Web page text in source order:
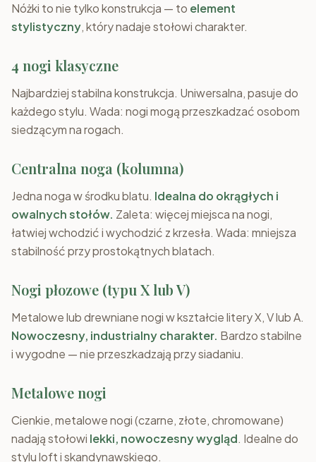
Nóżki to nie tylko konstrukcja — to element
stylistyczny, który nadaje stołowi charakter.
4 nogi klasyczne
Najbardziej stabilna konstrukcja. Uniwersalna, pasuje do
każdego stylu. Wada: nogi mogą przeszkadzać osobom
siedzącym na rogach.
Centralna noga (kolumna)
Jedna noga w środku blatu. Idealna do okrągłych i
owalnych stołów. Zaleta: więcej miejsca na nogi,
łatwiej wchodzić i wychodzić z krzesła. Wada: mniejsza
stabilność przy prostokątnych blatach.
Nogi płozowe (typu X lub V)
Metalowe lub drewniane nogi w kształcie litery X, V lub A.
Nowoczesny, industrialny charakter. Bardzo stabilne
i wygodne — nie przeszkadzają przy siadaniu.
Metalowe nogi
Cienkie, metalowe nogi (czarne, złote, chromowane)
nadają stołowi lekki, nowoczesny wygląd. Idealne do
stylu loft i skandynawskiego.